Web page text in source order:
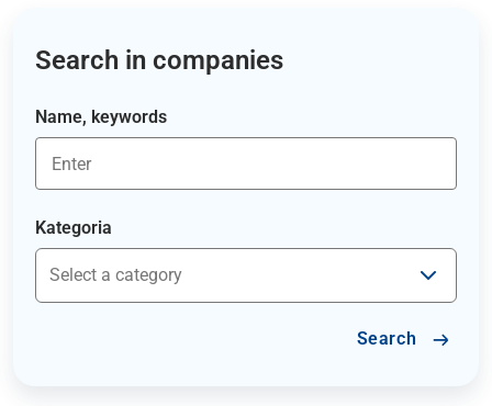
Search in companies
Name, keywords
Kategoria
Search